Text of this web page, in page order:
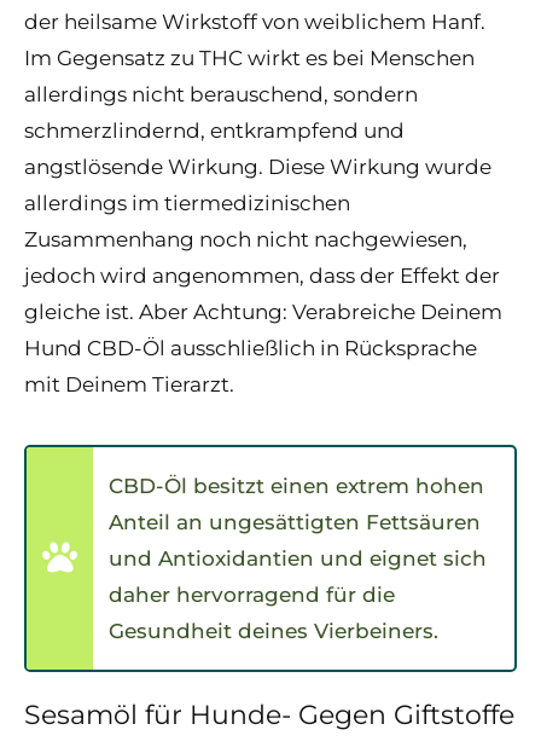
der heilsame Wirkstoff von weiblichem Hanf.
Im Gegensatz zu THC wirkt es bei Menschen
allerdings nicht berauschend, sondern
schmerzlindernd, entkrampfend und
angstlösende Wirkung. Diese Wirkung wurde
allerdings im tiermedizinischen
Zusammenhang noch nicht nachgewiesen,
jedoch wird angenommen, dass der Effekt der
gleiche ist. Aber Achtung: Verabreiche Deinem
Hund CBD-Öl ausschließlich in Rücksprache
mit Deinem Tierarzt.
CBD-Öl besitzt einen extrem hohen
Anteil an ungesättigten Fettsäuren
und Antioxidantien und eignet sich
daher hervorragend für die
Gesundheit deines Vierbeiners.
Sesamöl für Hunde- Gegen Giftstoffe